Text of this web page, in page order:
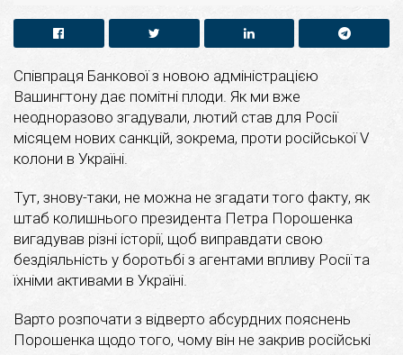
Співпраця Банкової з новою адміністрацією
Вашингтону дає помітні плоди. Як ми вже
неодноразово згадували, лютий став для Росії
місяцем нових санкцій, зокрема, проти російської V
колони в Україні.
Тут, знову-таки, не можна не згадати того факту, як
штаб колишнього президента Петра Порошенка
вигадував різні історії, щоб виправдати свою
бездіяльність у боротьбі з агентами впливу Росії та
їхніми активами в Україні.
Варто розпочати з відверто абсурдних пояснень
Порошенка щодо того, чому він не закрив російські